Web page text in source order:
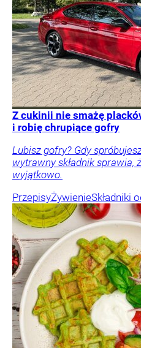
Z cukinii nie smażę
i robię chrupiące gofry
Lubisz gofry? Gdy
wytrawny składnik sprawia,
wyjątkowo.
PrzepisyŻywienieSkładniki